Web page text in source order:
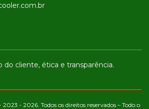
do cliente, ética e transparência.
- 2026. Todos os direitos reservados – Todo o